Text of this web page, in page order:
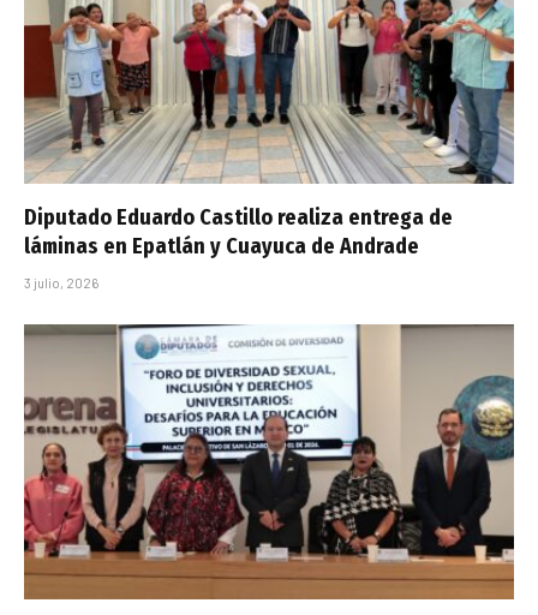
Diputado Eduardo Castillo realiza entrega de
láminas en Epatlán y Cuayuca de Andrade
3 julio, 2026